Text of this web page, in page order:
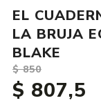
EL
LA BRUJA
BLAKE
$ 850
$ 807,5